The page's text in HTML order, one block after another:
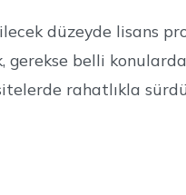
düzeyde lisans
gerekse belli
rahatlıkla